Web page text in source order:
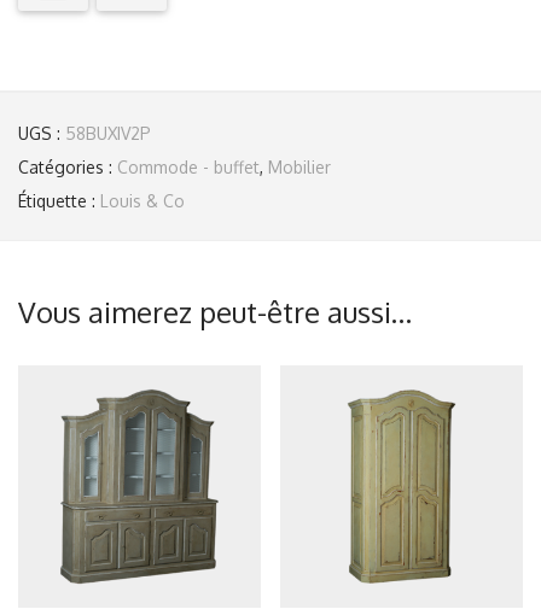
UGS : 58BUXIV2P
Catégories : Commode - buffet, Mobilier
Étiquette : Louis & Co
Vous aimerez peut-être aussi…